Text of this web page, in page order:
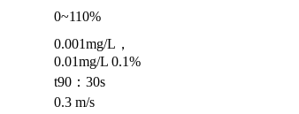
0~110%
0.001mg/L，
0.01mg/L 0.1%
t90：30s
0.3 m/s